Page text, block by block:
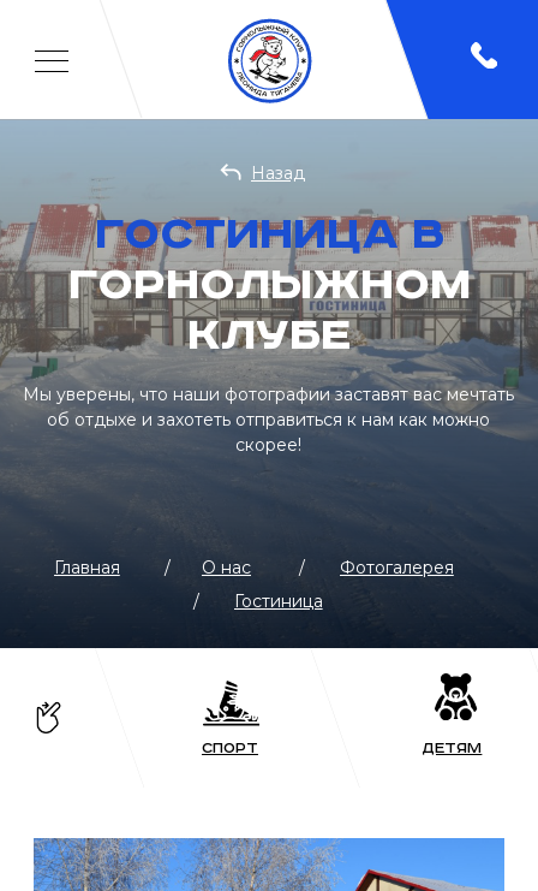
Назад
Главная О нас Фотогалерея
/
/
Гостиница
/
гостиница в
горнолыжном
клубе
Мы уверены, что наши фотографии заставят вас мечтать
об отдыхе и захотеть отправиться к нам как можно
скорее!